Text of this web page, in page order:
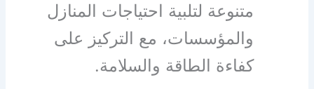
متنوعة لتلبية احتياجات المنازل
والمؤسسات، مع التركيز على
كفاءة الطاقة والسلامة.